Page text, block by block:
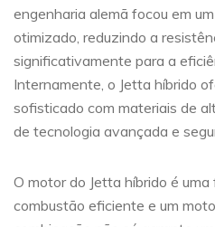
engenharia alemã focou em
otimizado, reduzindo a
significativamente para a
Internamente, o Jetta híbrido
sofisticado com materiais de
de tecnologia avançada e
O motor do Jetta híbrido é
combustão eficiente e um